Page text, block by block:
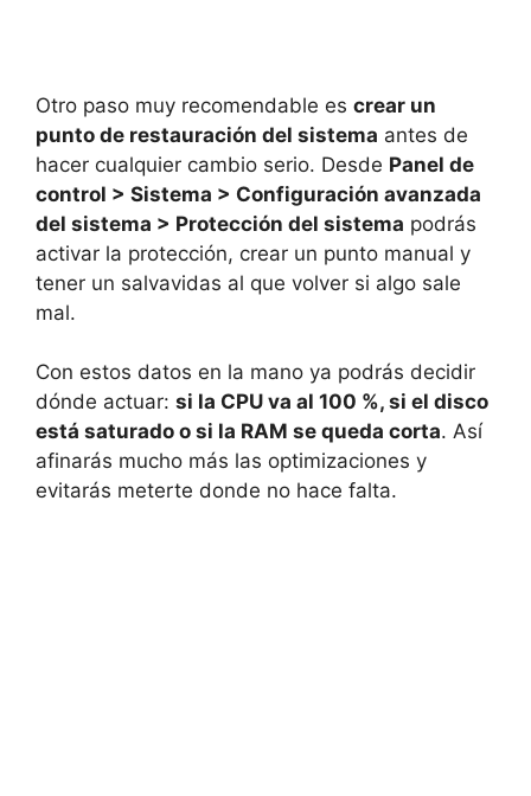
Otro paso muy recomendable es crear un
punto de restauración del sistema antes de
hacer cualquier cambio serio. Desde Panel de
control > Sistema > Configuración avanzada
del sistema > Protección del sistema podrás
activar la protección, crear un punto manual y
tener un salvavidas al que volver si algo sale
mal.
Con estos datos en la mano ya podrás decidir
dónde actuar: si la CPU va al 100 %, si el disco
está saturado o si la RAM se queda corta. Así
afinarás mucho más las optimizaciones y
evitarás meterte donde no hace falta.